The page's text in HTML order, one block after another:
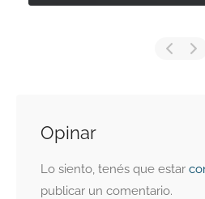
Opinar
Lo siento, tenés que estar
publicar un comentario.